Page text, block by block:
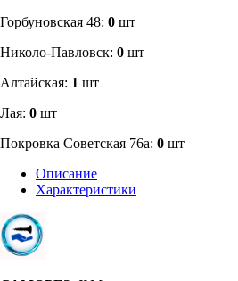
​Горбуновская 48: 0 шт
​Николо-Павловск: 0 шт
Алтайская: 1 шт
Лая: 0 шт
Покровка Советская 76а: 0 шт
Описание
Характеристики